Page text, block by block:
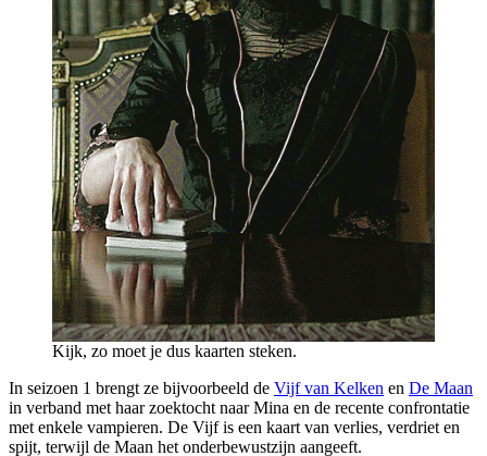
Kijk, zo moet je dus kaarten steken.
In seizoen 1 brengt ze bijvoorbeeld de Vijf van Kelken en De Maan
in verband met haar zoektocht naar Mina en de recente confrontatie
met enkele vampieren. De Vijf is een kaart van verlies, verdriet en
spijt, terwijl de Maan het onderbewustzijn aangeeft.